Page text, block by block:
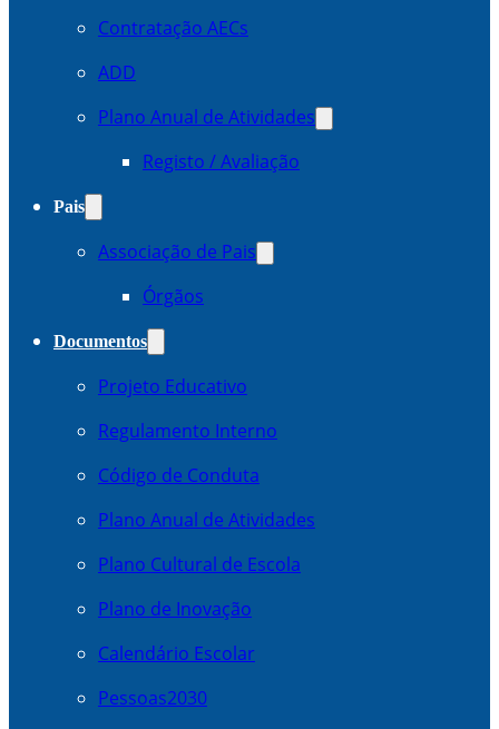
Contratação AECs
ADD
Plano Anual de Atividades
Registo / Avaliação
Pais
Associação de Pais
Órgãos
Documentos
Projeto Educativo
Regulamento Interno
Código de Conduta
Plano Anual de Atividades
Plano Cultural de Escola
Plano de Inovação
Calendário Escolar
Pessoas2030